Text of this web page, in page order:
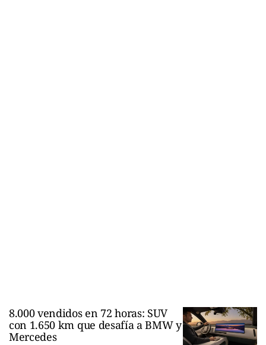
8.000 vendidos en 72 horas: SUV
con 1.650 km que desafía a BMW y
Mercedes